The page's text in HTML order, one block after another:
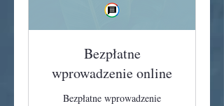
Bezpłatne
wprowadzenie online
Bezpłatne wprowadzenie